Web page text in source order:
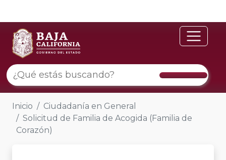
Inicio
Ciudadanía en General
Solicitud de Familia de Acogida (Familia de
Corazón)